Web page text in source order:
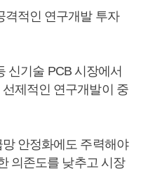
격적인 연구개발 투자
신기술 PCB 시장에서
제적인 연구개발이 중
안정화에도 주력해야
의존도를 낮추고 시장